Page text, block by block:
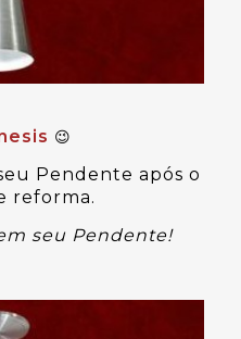
😉
Pendente após o
reforma.
seu Pendente!